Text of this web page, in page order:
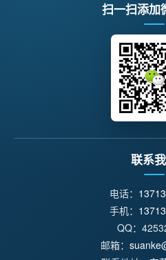
扫一扫添加
联系
电话：
手机：
QQ：
邮箱：